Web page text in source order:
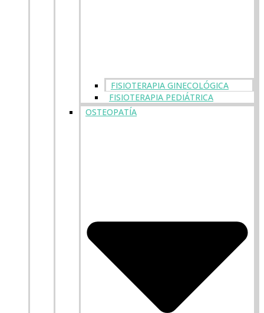
FISIOTERAPIA GINECOLÓGICA
FISIOTERAPIA PEDIÁTRICA
OSTEOPATÍA